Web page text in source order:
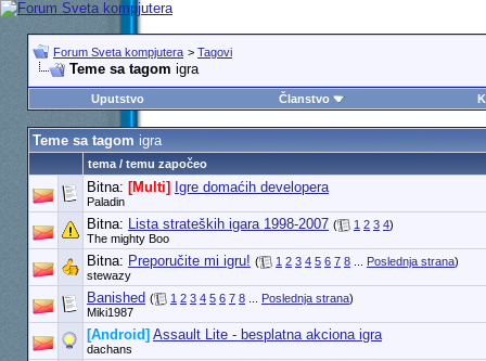
Forum Sveta kompjutera > Tagovi
Teme sa tagom igra
Uputstvo Članstvo
Teme sa tagom igra
tema / temu započeo
Bitna: [Multi] Igre domaćih developera
Paladin
Bitna: Lista strateških igara 1998-2007 ( 1 2 3 4)
The mighty Boo
Bitna: Preporučite mi igru! ( 1 2 3 4 5 6 7 8... Poslednja strana)
stewazy
Banished ( 1 2 3 4 5 6 7 8... Poslednja strana)
Miki1987
[Android] Assault Lite - besplatna akciona igra
dachans